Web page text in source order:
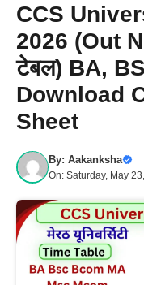
CCS
2026 (Out
टेबल) BA,
Download
Sheet
By: Aakanksha
On: Saturday, May